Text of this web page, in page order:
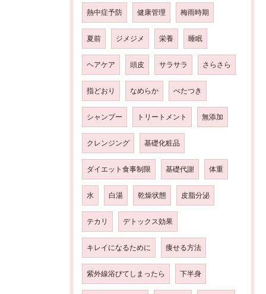
熱中症予防 健康管理 梅雨時期
夏前 ジメジメ 栄養 睡眠
ヘアケア 頭皮 サラサラ さらさら
指どおり なめらか べたつき
シャンプー トリートメント 無添加
クレンジング 基礎化粧品
ダイエット食事制限 基礎代謝 体重
水 白湯 乾燥状態 皮脂分泌
テカリ デトックス効果
キレイになるために 痩せる方法
紫外線浴びてしまったら 下半身